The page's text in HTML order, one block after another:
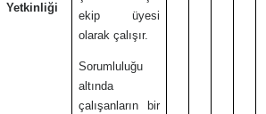
Yetkinliği
ekip üyesi
olarak çalışır.
Sorumluluğu
altında
çalışanların bir